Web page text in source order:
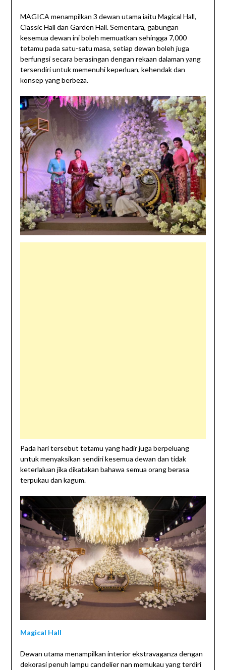
MAGICA menampilkan 3 dewan utama iaitu Magical Hall,
Classic Hall dan Garden Hall. Sementara, gabungan
kesemua dewan ini boleh memuatkan sehingga 7,000
tetamu pada satu-satu masa, setiap dewan boleh juga
berfungsi secara berasingan dengan rekaan dalaman yang
tersendiri untuk memenuhi keperluan, kehendak dan
konsep yang berbeza.
Pada hari tersebut tetamu yang hadir juga berpeluang
untuk menyaksikan sendiri kesemua dewan dan tidak
keterlaluan jika dikatakan bahawa semua orang berasa
terpukau dan kagum.
Magical Hall
Dewan utama menampilkan interior ekstravaganza dengan
dekorasi penuh lampu candelier nan memukau yang terdiri